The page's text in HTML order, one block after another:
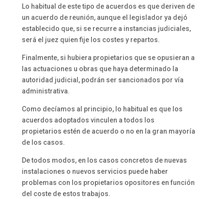
Lo habitual de este tipo de acuerdos es que deriven de
un acuerdo de reunión, aunque el legislador ya dejó
establecido que, si se recurre a instancias judiciales,
será el juez quien fije los costes y repartos.
Finalmente, si hubiera propietarios que se opusieran a
las actuaciones u obras que haya determinado la
autoridad judicial, podrán ser sancionados por vía
administrativa.
Como decíamos al principio, lo habitual es que los
acuerdos adoptados vinculen a todos los
propietarios estén de acuerdo o no en la gran mayoría
de los casos.
De todos modos, en los casos concretos de nuevas
instalaciones o nuevos servicios puede haber
problemas con los propietarios opositores en función
del coste de estos trabajos.